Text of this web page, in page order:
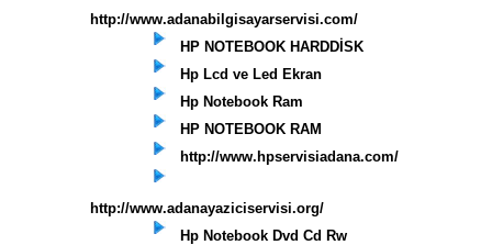
http://www.adanabilgisayarservisi.com/
HP NOTEBOOK HARDDİSK
Hp Lcd ve Led Ekran
Hp Notebook Ram
HP NOTEBOOK RAM
http://www.hpservisiadana.com/
http://www.adanayaziciservisi.org/
Hp Notebook Dvd Cd Rw